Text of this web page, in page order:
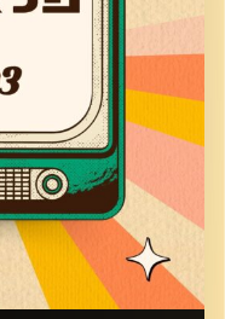
החבר'ה הטובים-
"פסטיגל סובב
לפני שהכל נגמר
קרדיט תמונות: